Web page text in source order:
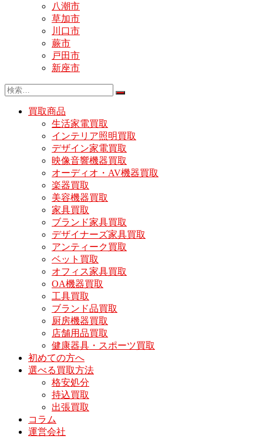
八潮市
草加市
川口市
蕨市
戸田市
新座市
買取商品
生活家電買取
インテリア照明買取
デザイン家電買取
映像音響機器買取
オーディオ・AV機器買取
楽器買取
美容機器買取
家具買取
ブランド家具買取
デザイナーズ家具買取
アンティーク買取
ベット買取
オフィス家具買取
OA機器買取
工具買取
ブランド品買取
厨房機器買取
店舗用品買取
健康器具・スポーツ買取
初めての方へ
選べる買取方法
格安処分
持込買取
出張買取
コラム
運営会社